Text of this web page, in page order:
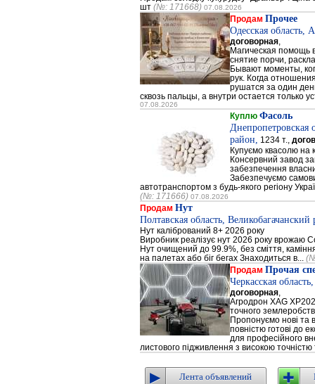
шт (№: 171668) 07.08.2026
Продам Прочее
Одесская область,
договорная
Магическая помощь
снятие порчи,
Бывают моменты,
рук. Когда
рушатся за один
сквозь пальцы, а внутри остается только
07.08.2026
Куплю Фасоль
Днепропетровская
район, 1234 т.,
Купуємо квасолю на
Консервний завод
забезпечення
Забезпечуємо
автотранспортом з будь-якого регіону
(№: 171666) 07.08.2026
Продам Нут
Полтавская область, Великобагачанский
Нут калібрований 8+ 2026 року
Виробник реалізує нут 2026 року врожаю
Нут очищений до 99.9%, без сміття,
на палетах або біг бегах Знаходиться в...
Продам Прочая
Черкасская
договорная
Агродрон XAG
точного
Пропонуємо нові та
повністю готові до
для професійного
листового підживлення з високою
Лента объявлений